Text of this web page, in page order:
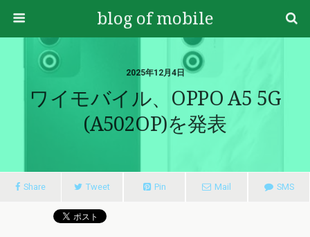
blog of mobile
2025年12月4日
ワイモバイル、OPPO A5 5G
(A502OP)を発表
Share Tweet Pin Mail SMS